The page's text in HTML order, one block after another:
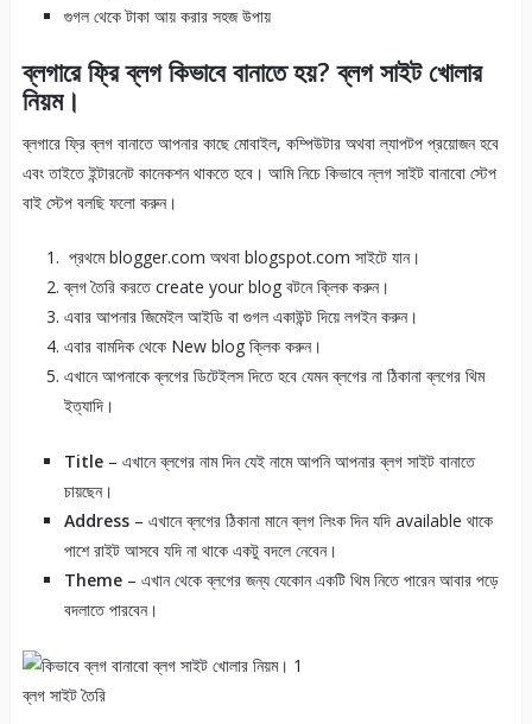
গুগল থেকে টাকা আয় করার সহজ উপায়
ব্লগারে ফ্রি ব্লগ কিভাবে বানাতে হয়? ব্লগ সাইট খোলার
নিয়ম।
ব্লগারে ফ্রি ব্লগ বানাতে আপনার কাছে মোবাইল, কম্পিউটার অথবা ল্যাপটপ প্রয়োজন হবে
এবং তাইতে ইন্টারনেট কানেকশন থাকতে হবে। আমি নিচে কিভাবে ন্লগ সাইট বানাবো স্টেপ
বাই স্টেপ বলছি ফলো করুন।
প্রথমে blogger.com অথবা blogspot.com সাইটে যান।
ব্লগ তৈরি করতে create your blog বটনে ক্লিক করুন।
এবার আপনার জিমেইল আইডি বা গুগল একাউন্ট দিয়ে লগইন করুন।
এবার বামদিক থেকে New blog ক্লিক করুন।
এখানে আপনাকে ব্লগের ডিটেইলস দিতে হবে যেমন ব্লগের না ঠিকানা ব্লগের থিম
ইত্যাদি।
Title– এখানে ব্লগের নাম দিন যেই নামে আপনি আপনার ব্লগ সাইট বানাতে
চায়ছেন।
Address– এখানে ব্লগের ঠিকানা মানে ব্লগ লিংক দিন যদি available থাকে
পাশে রাইট আসবে যদি না থাকে একটু বদলে নেবেন।
Theme– এখান থেকে ব্লগের জন্য যেকোন একটি থিম নিতে পারেন আবার পড়ে
বদলাতে পারবেন।
ব্লগ সাইট তৈরি